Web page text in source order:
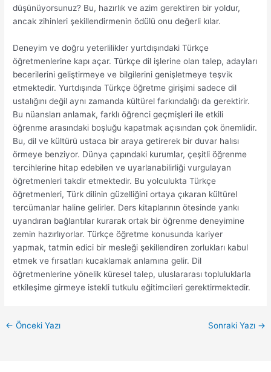
düşünüyorsunuz? Bu, hazırlık ve azim gerektiren bir yoldur,
ancak zihinleri şekillendirmenin ödülü onu değerli kılar.
Deneyim ve doğru yeterlilikler yurtdışındaki Türkçe
öğretmenlerine kapı açar. Türkçe dil işlerine olan talep, adayları
becerilerini geliştirmeye ve bilgilerini genişletmeye teşvik
etmektedir. Yurtdışında Türkçe öğretme girişimi sadece dil
ustalığını değil aynı zamanda kültürel farkındalığı da gerektirir.
Bu nüansları anlamak, farklı öğrenci geçmişleri ile etkili
öğrenme arasındaki boşluğu kapatmak açısından çok önemlidir.
Bu, dil ve kültürü ustaca bir araya getirerek bir duvar halısı
örmeye benziyor. Dünya çapındaki kurumlar, çeşitli öğrenme
tercihlerine hitap edebilen ve uyarlanabilirliği vurgulayan
öğretmenleri takdir etmektedir. Bu yolculukta Türkçe
öğretmenleri, Türk dilinin güzelliğini ortaya çıkaran kültürel
tercümanlar haline gelirler. Ders kitaplarının ötesinde yankı
uyandıran bağlantılar kurarak ortak bir öğrenme deneyimine
zemin hazırlıyorlar. Türkçe öğretme konusunda kariyer
yapmak, tatmin edici bir mesleği şekillendiren zorlukları kabul
etmek ve fırsatları kucaklamak anlamına gelir. Dil
öğretmenlerine yönelik küresel talep, uluslararası topluluklarla
etkileşime girmeye istekli tutkulu eğitimcileri gerektirmektedir.
← Önceki Yazı Sonraki Yazı →